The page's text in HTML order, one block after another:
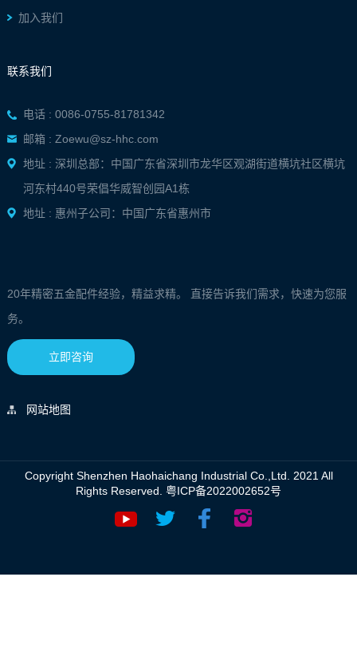
加入我们
联系我们
电话 : 0086-0755-81781342
邮箱 : Zoewu@sz-hhc.com
地址 : 深圳总部：中国广东省深圳市龙华区观湖街道横坑社区横坑
河东村440号荣倡华威智创园A1栋
地址 : 惠州子公司：中国广东省惠州市
20年精密五金配件经验，精益求精。 直接告诉我们需求，快速为您服
务。
立即咨询
网站地图
Copyright Shenzhen Haohaichang Industrial Co.,Ltd. 2021 All
Rights Reserved. 粤ICP备2022002652号